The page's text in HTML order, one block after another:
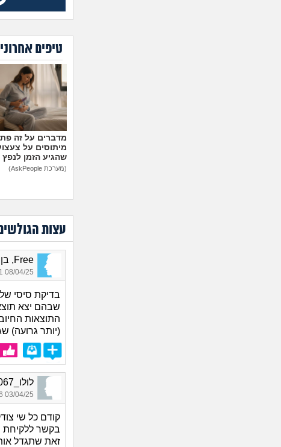
טיפים
מיתוסים על
שהגיע הזמן לנפץ
(מערכת AskPeople)
עצות
Free, בן 33
08/04/25 01:51
שבהם יצא
התוצאות
(יותר גרועה)
לולו_4067, בת 50, אורחת
03/04/25 13:56
קודם כל שי
בקשר ללקיחת
זאת שתגדל